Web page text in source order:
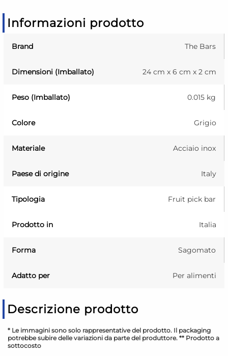
Informazioni prodotto
Brand The Bars
Dimensioni (Imballato) 24 cm x 6 cm x 2 cm
Peso (Imballato) 0.015 kg
Colore Grigio
Materiale Acciaio inox
Paese di origine Italy
Tipologia Fruit pick bar
Prodotto in Italia
Forma Sagomato
Adatto per Per alimenti
Descrizione prodotto
* Le immagini sono solo rappresentative del prodotto. Il packaging
potrebbe subire delle variazioni da parte del produttore. ** Prodotto a
sottocosto